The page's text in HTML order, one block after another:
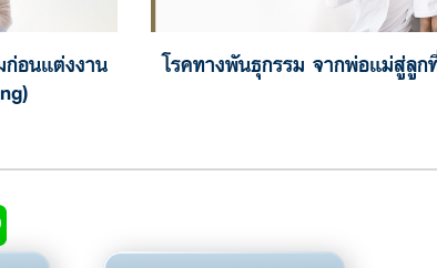
ก่อนแต่งงาน
โรคทางพันธุกรรม จากพ่อแม่สู่ลูก